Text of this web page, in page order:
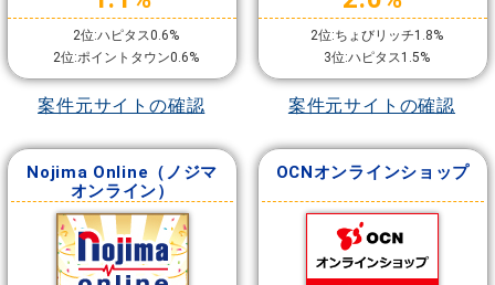
2位:ハピタス0.6%
2位:ポイントタウン0.6%
案件元サイトの確認
2位:ちょびリッチ1.8%
3位:ハピタス1.5%
案件元サイトの確認
Nojima Online（ノジマ
オンライン）
OCNオンラインショップ